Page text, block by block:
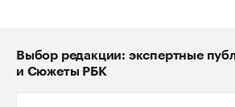
Выбор редакции: экспертные
и Сюжеты РБК